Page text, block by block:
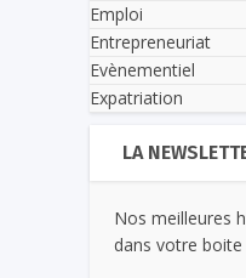
Emploi
Entrepreneuriat
Evènementiel
Expatriation
LA
Nos meilleures
dans votre boite